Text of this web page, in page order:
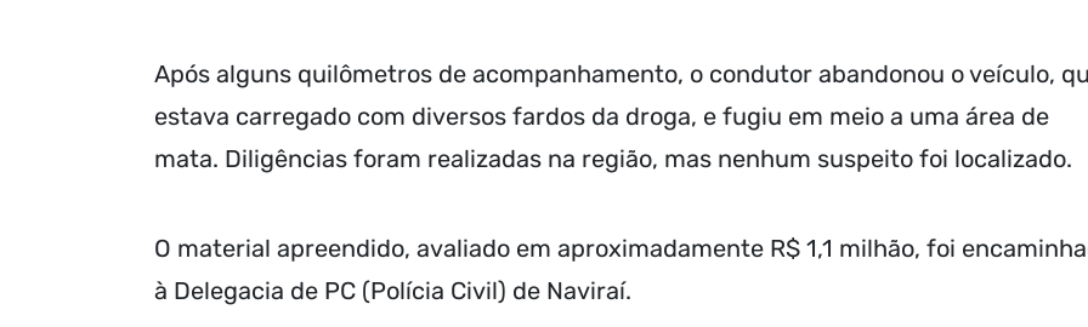
Após alguns quilômetros de acompanhamento, o condutor abandonou o veículo,
estava carregado com diversos fardos da droga, e fugiu em meio a uma área de
mata. Diligências foram realizadas na região, mas nenhum suspeito foi localizado.
O material apreendido, avaliado em aproximadamente R$ 1,1 milhão, foi
à Delegacia de PC (Polícia Civil) de Naviraí.